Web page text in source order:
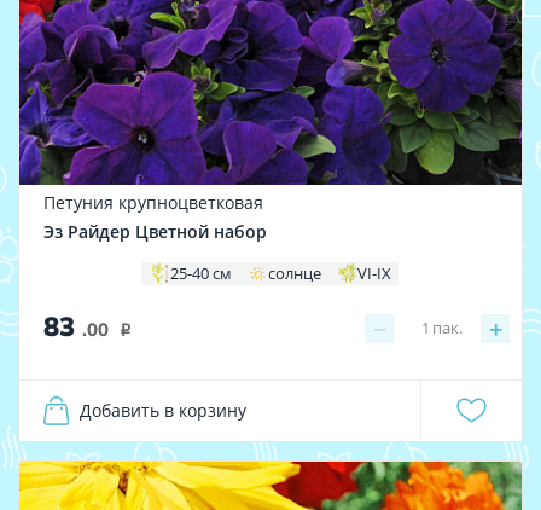
Петуния крупноцветковая
Эз Райдер Цветной набор
25-40 см солнце VI-IX
83 .00 i − +
1 пак.
Добавить в корзину